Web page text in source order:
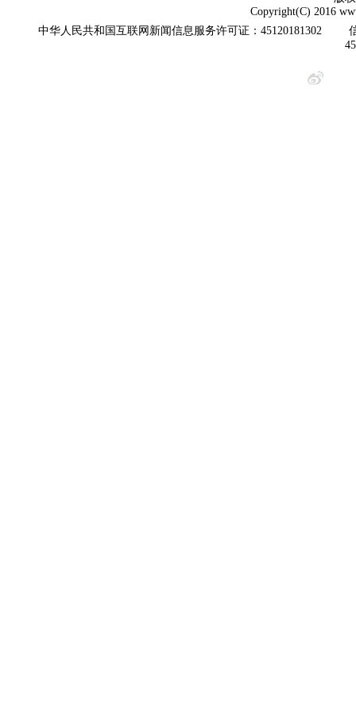
Copyright(C) 2016
中华人民共和国互联网新闻信息服务许可证：45120181302